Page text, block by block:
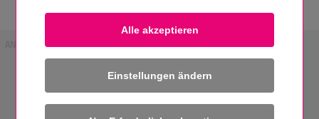
Einstellungen ändern